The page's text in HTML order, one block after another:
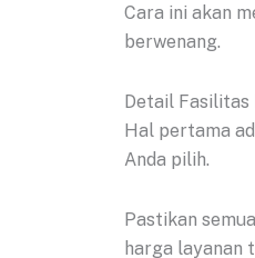
Cara ini akan
berwenang.
Detail Fasilitas
Hal pertama
Anda pilih.
Pastikan
harga layanan